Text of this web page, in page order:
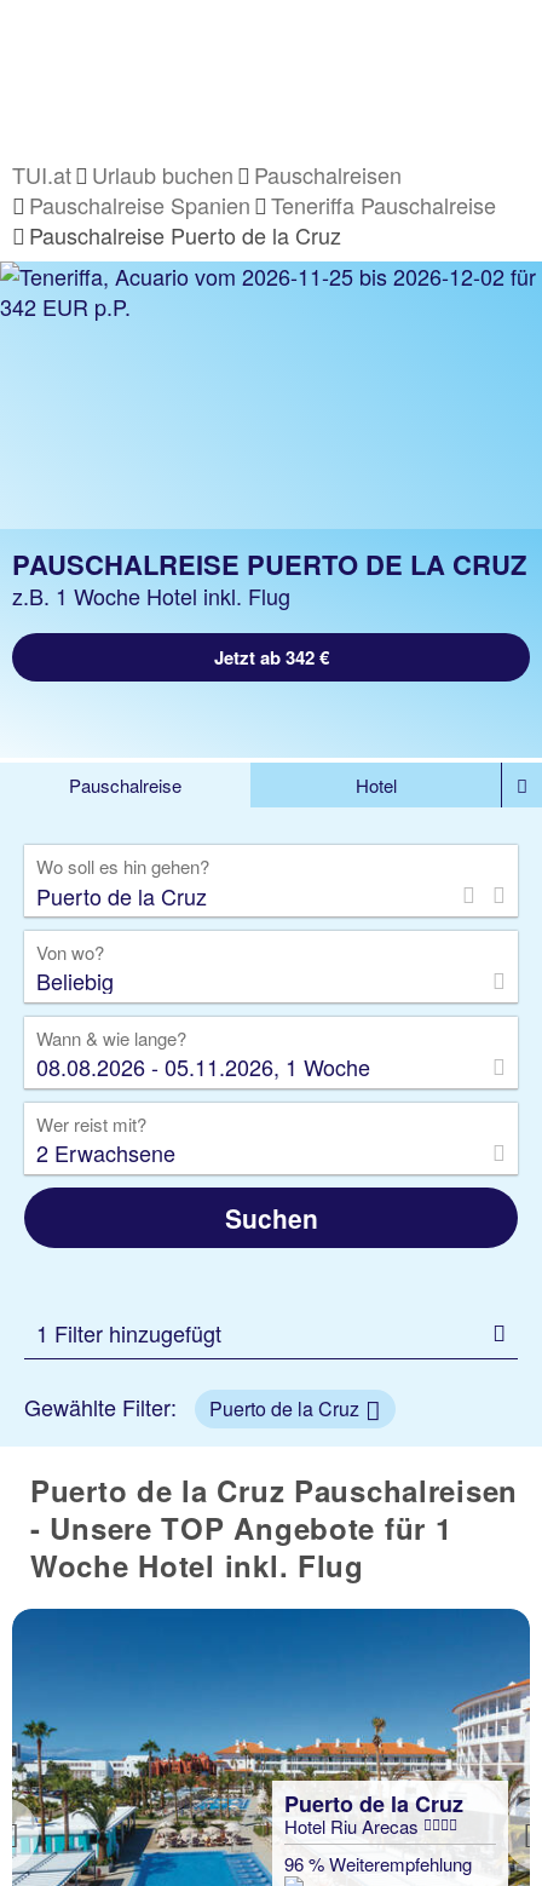
TUI.at Urlaub buchen
Pauschalreisen
Pauschalreise Spanien
Teneriffa Pauschalreise
Pauschalreise Puerto de la Cruz
PAUSCHALREISE PUERTO DE LA CRUZ
z.B. 1 Woche Hotel inkl. Flug
Jetzt ab 342 €
Pauschalreise
Hotel
Rundreise
Kreuzfahrt
Gruppenreise
Camper Privattransfer
Wo soll es hin gehen?
Von wo?
Beliebig
Wann & wie lange?
08.08.2026 - 05.11.2026, 1 Woche
Wer reist mit?
2 Erwachsene
Suchen
1 Filter hinzugefügt
Gewählte Filter: Puerto de la Cruz
Puerto de la Cruz Pauschalreisen
- Unsere TOP Angebote für 1
Woche Hotel inkl. Flug
Previous
Puerto de la Cruz
Hotel Riu Arecas
96 % Weiterempfehlung